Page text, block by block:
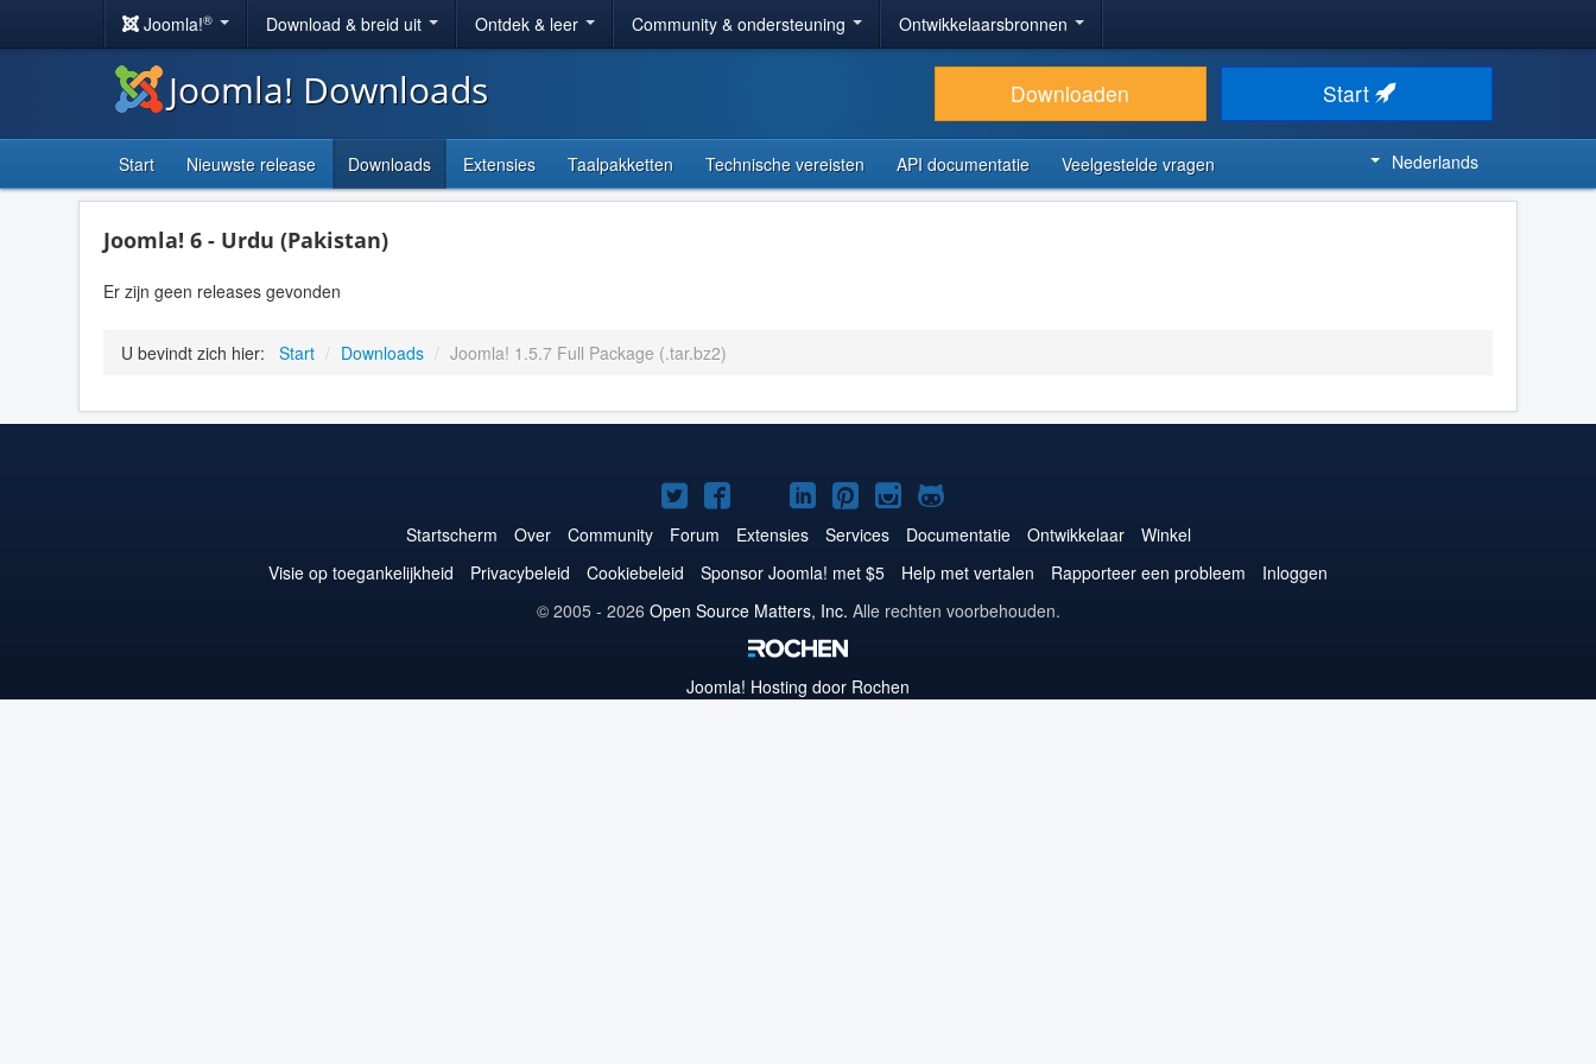
Joomla!® Download & breid uit Ontdek & leer Community & ondersteuning Ontwikkelaarsbronnen
Joomla! Downloads Downloaden Start
Start Nieuwste release Downloads Extensies Taalpakketten Technische vereisten API documentatie Veelgestelde vragen Nederlands
Joomla! 6 - Urdu (Pakistan)
Er zijn geen releases gevonden
U bevindt zich hier: Start / Downloads / Joomla! 1.5.7 Full Package (.tar.bz2)
Joomla!
op
Twitter
Joomla!
op
Facebook
Joomla!
op
YouTube
Joomla!
op
LinkedIn
Joomla!
op
Pinterest
Joomla!
op
Instagram
Joomla!
op
GitHub
Startscherm Over Community Forum Extensies Services Documentatie Ontwikkelaar
Winkel
Visie op toegankelijkheid
Privacybeleid Cookiebeleid Sponsor Joomla! met $5 Help met vertalen Rapporteer een probleem
Inloggen
© 2005 - 2026 Open Source Matters, Inc. Alle rechten voorbehouden.
Joomla! Hosting door Rochen